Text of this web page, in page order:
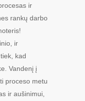
ir
rankų darbo
ir
kad
Vandenį į
proceso metu
ir aušinimui,